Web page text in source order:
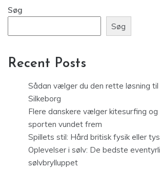
Søg
Søg
Recent Posts
Sådan vælger du den rette løsning til
Silkeborg
Flere danskere vælger kitesurfing og
sporten vundet frem
Spillets stil: Hård britisk fysik eller
Oplevelser i sølv: De bedste
sølvbrylluppet